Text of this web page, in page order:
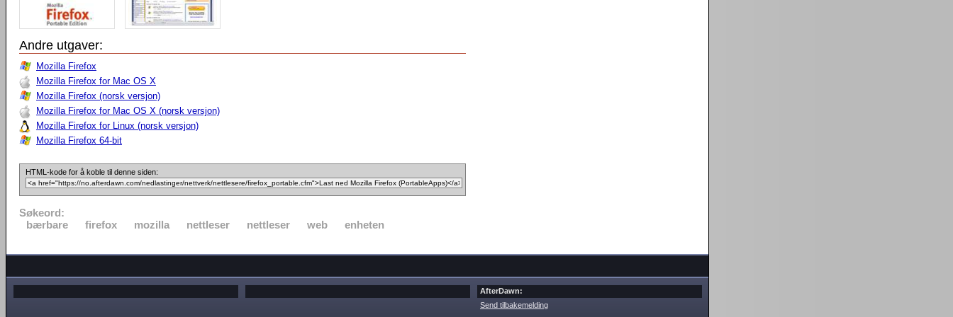
Andre utgaver:
Mozilla Firefox
Mozilla Firefox for Mac OS X
Mozilla Firefox (norsk versjon)
Mozilla Firefox for Mac OS X (norsk versjon)
Mozilla Firefox for Linux (norsk versjon)
Mozilla Firefox 64-bit
HTML-kode for å koble til denne siden:
Søkeord:
bærbare
firefox mozilla nettleser nettleser web enheten
AfterDawn:
Send tilbakemelding